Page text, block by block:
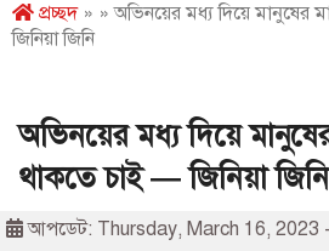
প্রচ্ছদ» » অভিনয়ের মধ্য দিয়ে মানুষের
জিনিয়া জিনি
অভিনয়ের মধ্য দিয়ে
থাকতে চাই — জিনিয়া জিনি
আপডেট: Thursday, March 16, 2023